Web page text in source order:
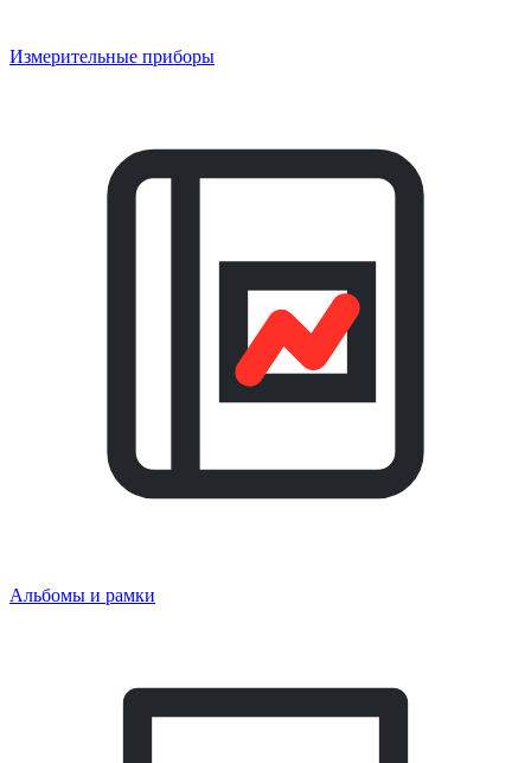
Измерительные приборы
Альбомы и рамки